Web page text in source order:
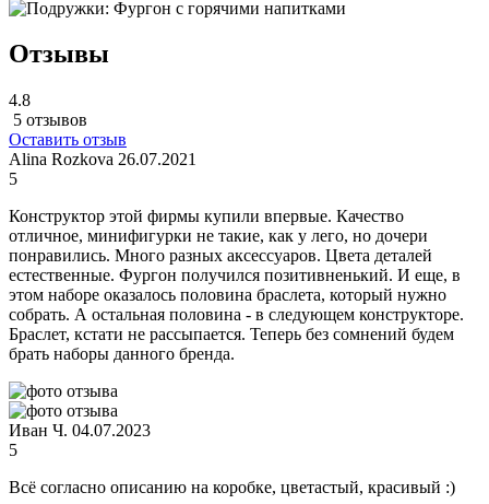
Отзывы
4.8
5 отзывов
Оставить отзыв
Alina Rozkova 26.07.2021
5
Конструктор этой фирмы купили впервые. Качество
отличное, минифигурки не такие, как у лего, но дочери
понравились. Много разных аксессуаров. Цвета деталей
естественные. Фургон получился позитивненький. И еще, в
этом наборе оказалось половина браслета, который нужно
собрать. А остальная половина - в следующем конструкторе.
Браслет, кстати не рассыпается. Теперь без сомнений будем
брать наборы данного бренда.
Иван Ч. 04.07.2023
5
Всё согласно описанию на коробке, цветастый, красивый :)